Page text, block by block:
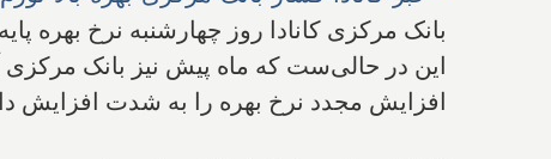
بانک مرکزی کانادا روز چهارشنبه نرخ بهره پایه خود را ۰.۲۵% دیگر افزایش داد تا به
این در حالی‌ست که ماه پیش نیز بانک مرکزی
افزایش مجدد نرخ بهره را به شدت افزایش